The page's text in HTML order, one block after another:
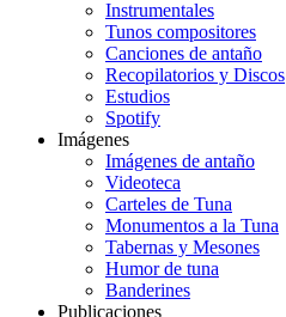
Instrumentales
Tunos compositores
Canciones de antaño
Recopilatorios y Discos
Estudios
Spotify
Imágenes
Imágenes de antaño
Videoteca
Carteles de Tuna
Monumentos a la Tuna
Tabernas y Mesones
Humor de tuna
Banderines
Publicaciones